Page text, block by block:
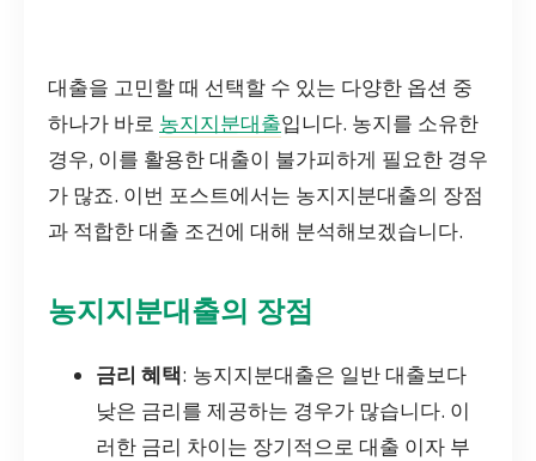
대출을 고민할 때 선택할 수 있는 다양한 옵션 중
하나가 바로 농지지분대출입니다. 농지를 소유한
경우, 이를 활용한 대출이 불가피하게 필요한 경우
가 많죠. 이번 포스트에서는 농지지분대출의 장점
과 적합한 대출 조건에 대해 분석해보겠습니다.
농지지분대출의 장점
금리 혜택: 농지지분대출은 일반 대출보다
낮은 금리를 제공하는 경우가 많습니다. 이
러한 금리 차이는 장기적으로 대출 이자 부